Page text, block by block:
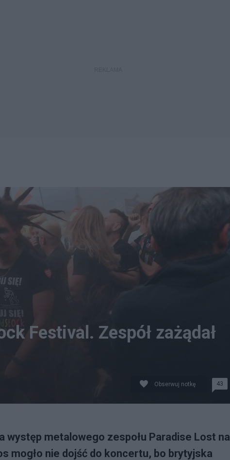
Festival. Zespół zażądał
Obserwuj notkę 43
występ metalowego zespołu Paradise Lost na
mogło nie dojść do koncertu, bo brytyjska